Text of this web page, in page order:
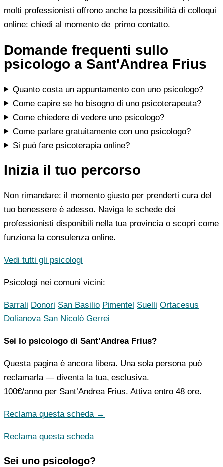
molti professionisti offrono anche la possibilità di colloqui
online: chiedi al momento del primo contatto.
Domande frequenti sullo
psicologo a Sant'Andrea Frius
Quanto costa un appuntamento con uno psicologo?
Come capire se ho bisogno di uno psicoterapeuta?
Come chiedere di vedere uno psicologo?
Come parlare gratuitamente con uno psicologo?
Si può fare psicoterapia online?
Inizia il tuo percorso
Non rimandare: il momento giusto per prenderti cura del
tuo benessere è adesso. Naviga le schede dei
professionisti disponibili nella tua provincia o scopri come
funziona la consulenza online.
Vedi tutti gli psicologi
Psicologi nei comuni vicini:
Barrali Donori San Basilio Pimentel Suelli Ortacesus
Dolianova San Nicolò Gerrei
Sei lo psicologo di Sant’Andrea Frius?
Questa pagina è ancora libera. Una sola persona può
reclamarla — diventa la tua, esclusiva.
100€/anno per Sant’Andrea Frius. Attiva entro 48 ore.
Reclama questa scheda →
Reclama questa scheda
Sei uno psicologo?